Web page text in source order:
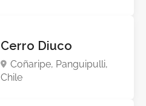
Cerro Diuco
Coñaripe, Panguipulli,
Chile